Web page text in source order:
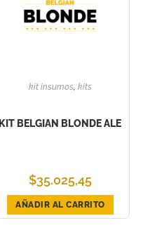
kit insumos kits
KIT BELGIAN BLONDE ALE
$35.025,45
AÑADIR AL CARRITO